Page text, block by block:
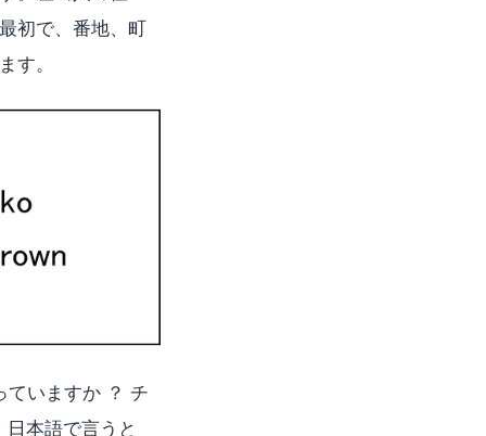
初で、番地、町
す。
ていますか ？ チ
本語で言うと